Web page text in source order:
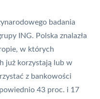
badania
ING. Polska znalazła
w których
już korzystają lub w
z bankowości
43 proc. i 17